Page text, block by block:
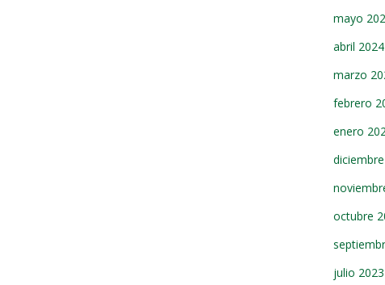
mayo
abril 2024
marzo
febrero
enero
octubre
julio 2023